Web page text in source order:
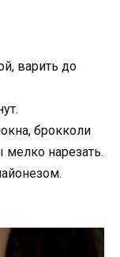
варить до
брокколи
нарезать.